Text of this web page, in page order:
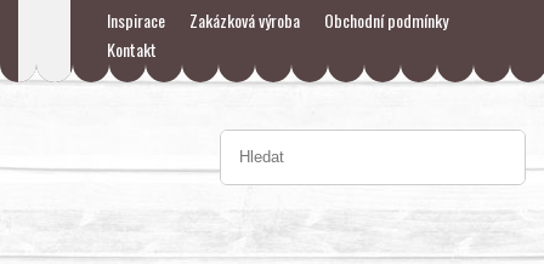
Inspirace Zakázková výroba
Obchodní podmínky
Kontakt